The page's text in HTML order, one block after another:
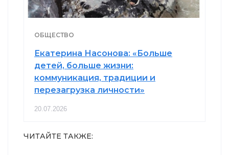
ОБЩЕСТВО
Екатерина Насонова: «Больше
детей, больше жизни:
коммуникация, традиции и
перезагрузка личности»
20.07.2026
ЧИТАЙТЕ ТАКЖЕ: